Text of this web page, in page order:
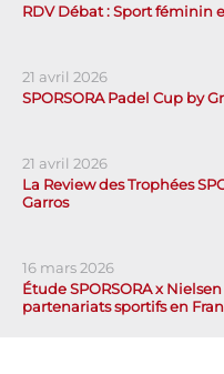
RDV Débat : Sport féminin
21 avril 2026
SPORSORA Padel Cup by
21 avril 2026
La Review des Trophées
Garros
16 mars 2026
Étude SPORSORA x
partenariats sportifs en